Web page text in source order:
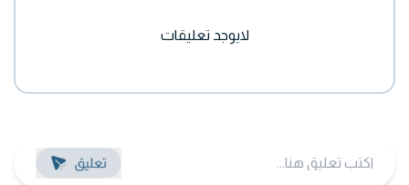
لايوجد تعليقات